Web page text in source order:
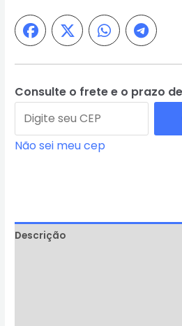
Cobre
Extra
Schwarzkopf
quantidade
Consulte o frete e o prazo
Não sei meu cep
Descrição